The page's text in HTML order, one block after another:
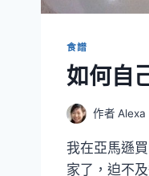
食譜
如何自
作者 Alexa
我在亞馬遜
家了，迫不